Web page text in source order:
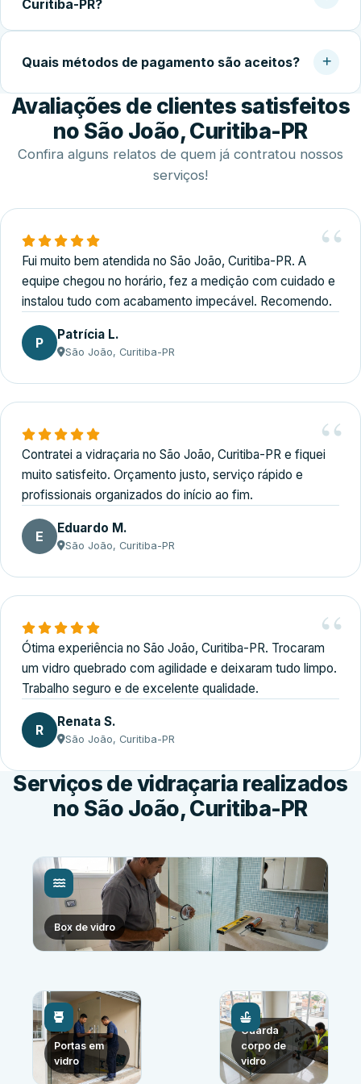
local costuma ser concluída em 2 a 4 horas.
Curitiba-PR?
disponibilidade do cliente, incluindo finais de semana,
serviço.
Quais métodos de pagamento são aceitos?
Disponibilizamos diversas formas de pagamento,
incluindo Pix, dinheiro, cartões de crédito e débito e
Avaliações de clientes satisfeitos
no São João, Curitiba-PR
Confira alguns relatos de quem já contratou nossos
serviços!
Fui muito bem atendida no São João, Curitiba-PR. A
equipe chegou no horário, fez a medição com cuidado e
instalou tudo com acabamento impecável. Recomendo.
P Patrícia L.
São João, Curitiba-PR
Contratei a vidraçaria no São João, Curitiba-PR e fiquei
muito satisfeito. Orçamento justo, serviço rápido e
profissionais organizados do início ao fim.
E Eduardo M.
São João, Curitiba-PR
Ótima experiência no São João, Curitiba-PR. Trocaram
um vidro quebrado com agilidade e deixaram tudo limpo.
Trabalho seguro e de excelente qualidade.
R Renata S.
São João, Curitiba-PR
Serviços de vidraçaria realizados
no São João, Curitiba-PR
Box de vidro
Portas em
vidro
Guarda
corpo de
vidro